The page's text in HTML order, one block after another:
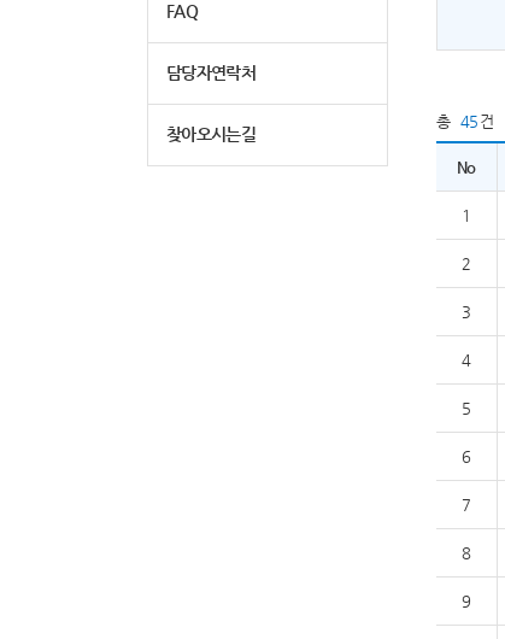
FAQ
담당자연락처
찾아오시는길
총 45 건
No
1
2
3
4
5
6
7
8
9